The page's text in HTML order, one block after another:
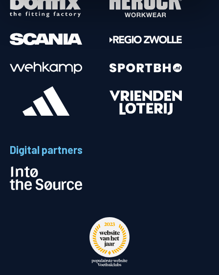
Digital partners